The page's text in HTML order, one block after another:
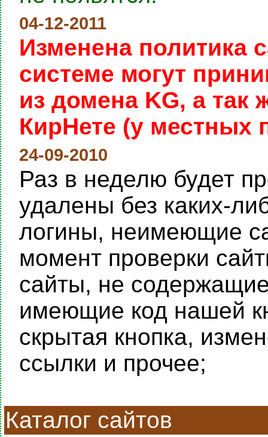
04-12-2011
Изменена политика
системе могут
из домена KG, а
КирНете (у местных
24-09-2010
Раз в неделю будет
удалены без каких-
логины, неимеющие
момент проверки
сайты, не
имеющие код нашей
скрытая кнопка,
ссылки и прочее;
Каталог сайтов